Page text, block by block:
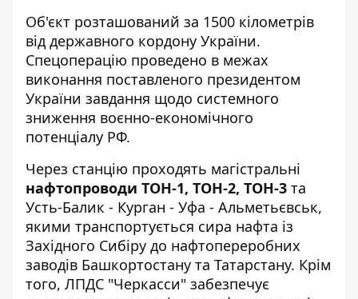
Об'єкт розташований за 1500 кілометрів
від державного кордону України.
Спецоперацію проведено в межах
виконання поставленого президентом
України завдання щодо системного
зниження воєнно-економічного
потенціалу РФ.
Через станцію проходять магістральні
нафтопроводи ТОН-1, ТОН-2, ТОН-3 та
Усть-Балик - Курган - Уфа - Альметьєвськ,
якими транспортується сира нафта із
Західного Сибіру до нафтопереробних
заводів Башкортостану та Татарстану. Крім
того, ЛПДС "Черкасси" забезпечує